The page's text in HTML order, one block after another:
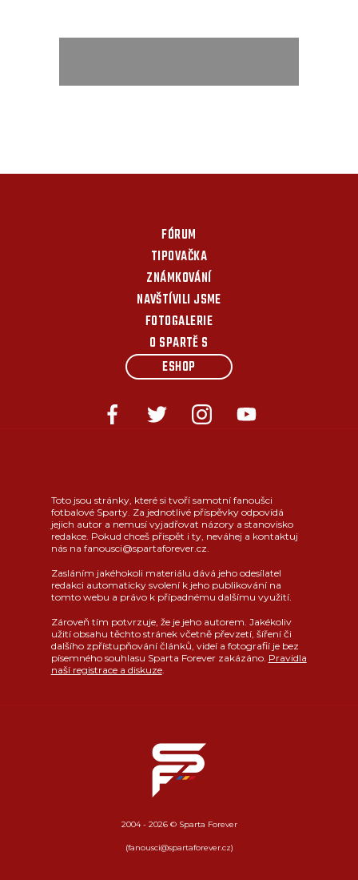
FÓRUM
TIPOVAČKA
ZNÁMKOVÁNÍ
NAVŠTÍVILI JSME
FOTOGALERIE
O SPARTĚ S
ESHOP
Toto jsou stránky, které si tvoří samotní fanoušci
fotbalové Sparty. Za jednotlivé příspěvky odpovídá
jejich autor a nemusí vyjadřovat názory a stanovisko
redakce. Pokud chceš přispět i ty, neváhej a kontaktuj
nás na fanousci@spartaforever.cz.
Zasláním jakéhokoli materiálu dává jeho odesílatel
redakci automaticky svolení k jeho publikování na
tomto webu a právo k případnému dalšímu využití.
Zároveň tím potvrzuje, že je jeho autorem. Jakékoliv
užití obsahu těchto stránek včetně převzetí, šíření či
dalšího zpřístupňování článků, videí a fotografií je bez
písemného souhlasu Sparta Forever zakázáno. Pravidla
naší registrace a diskuze.
2004 - 2026 © Sparta Forever
(fanousci@spartaforever.cz)